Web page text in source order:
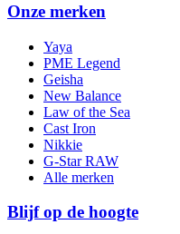
Onze merken
Yaya
PME Legend
Geisha
New Balance
Law of the Sea
Cast Iron
Nikkie
G-Star RAW
Alle merken
Blijf op de hoogte